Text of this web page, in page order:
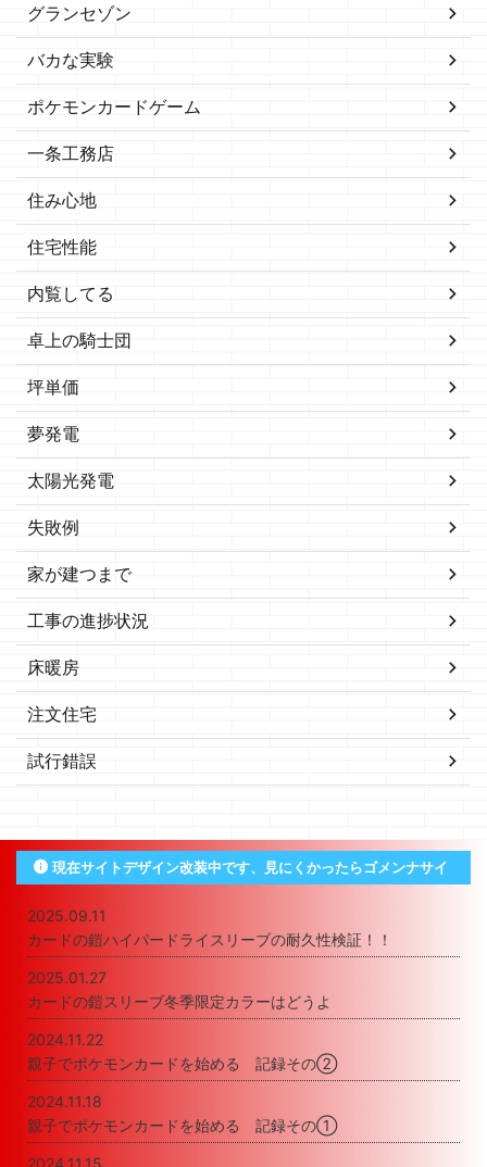
グランセゾン
バカな実験
ポケモンカードゲーム
一条工務店
住み心地
住宅性能
内覧してる
卓上の騎士団
坪単価
夢発電
太陽光発電
失敗例
家が建つまで
工事の進捗状況
床暖房
注文住宅
試行錯誤
現在サイトデザイン改装中です、見にくかったらゴメンナサイ
2025.09.11
カードの鎧ハイパードライスリーブの耐久性検証！！
2025.01.27
カードの鎧スリーブ冬季限定カラーはどうよ
2024.11.22
親子でポケモンカードを始める 記録その②
2024.11.18
親子でポケモンカードを始める 記録その①
2024.11.15